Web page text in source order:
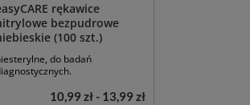
rękawice
bezpudrowe
(100 szt.)
do badań
10,99 zł - 13,99 zł